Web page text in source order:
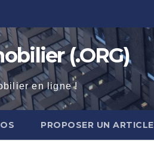
(.ORG)
en ligne !
PROPOSER UN ARTICLE